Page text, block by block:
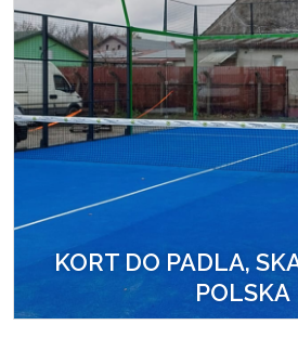
KORT DO PADLA,
POLSKA